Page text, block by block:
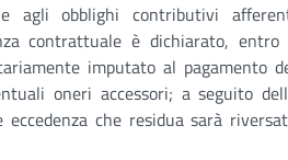
agli obblighi contributivi
contrattuale è dichiarato, entro
imputato al pagamento
oneri accessori; a seguito
che residua sarà